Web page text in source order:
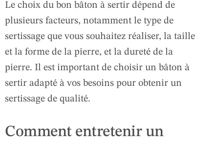
Le choix du bon bâton à sertir dépend de
plusieurs facteurs, notamment le type de
sertissage que vous souhaitez réaliser, la taille
et la forme de la pierre, et la dureté de la
pierre. Il est important de choisir un bâton à
sertir adapté à vos besoins pour obtenir un
sertissage de qualité.
Comment entretenir un